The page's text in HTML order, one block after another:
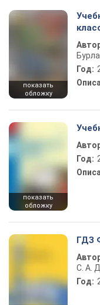
показать
обложку
Год:
показать
обложку
Год:
ГДЗ
С. А.
Год: